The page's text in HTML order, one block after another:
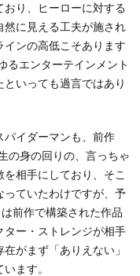
り、ヒーローに対する
然に見える工夫が施され
ンの高低こそあります
るエンターテインメント
いっても過言ではあり
パイダーマンも、前作
の身の回りの、言っちゃ
相手にしており、そこ
ていたわけですが、予
前作で構築された作品
ー・ストレンジが相手
がまず「ありえない」
ます。